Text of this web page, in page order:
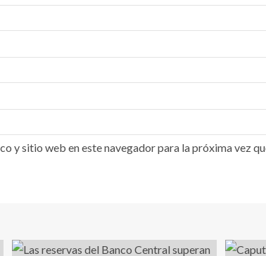
y sitio web en este navegador para la próxima vez